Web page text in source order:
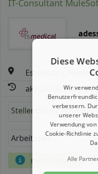
IT-Consultant
Essenbach,
aktualisiert seit:
Stellenbeschreibung:
Arbeitszeit
mehr Details
Diese
Wir
verbessern.
unserer
Verwendung
Cookie-Richtlinie
Alle